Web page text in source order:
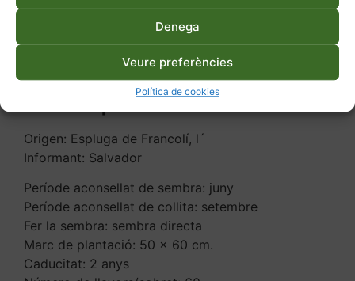
Denega
Veure preferències
Política de cookies
Descripció Informació addicional
Descripció
Origen: Espluga de Francolí, l´
Informant: Salvador
Període aconsellat de sembra: juny
Període aconsellat de collita: setembre
Fer la sembra: sembra directa
Marc de plantació: 50 x 60 cm.
Caducitat: 2 anys